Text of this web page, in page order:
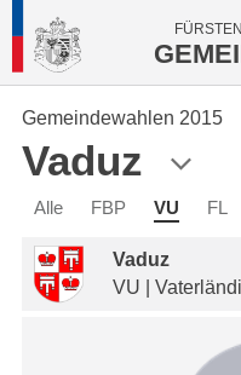
Gemeindewahlen 2015
Vaduz
Alle FBP VU FL
Vaduz
VU |